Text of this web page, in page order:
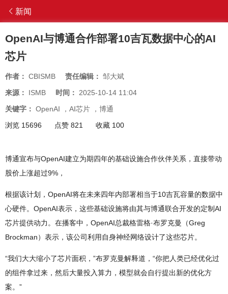
新闻
OpenAI与博通合作部署10吉瓦数据中心的AI
芯片
作者： CBISMB 责任编辑： 邹大斌
来源： ISMB 时间： 2025-10-14 11:04
关键字： OpenAI ， AI芯片 ， 博通
浏览 15696
点赞 821 收藏 100
博通宣布与OpenAI建立为期四年的基础设施合作伙伴关系，直接带动
股价上涨超过9%，
根据该计划，OpenAI将在未来四年内部署相当于10吉瓦容量的数据中
心硬件。OpenAI表示，这些基础设施将由其与博通联合开发的定制AI
芯片提供动力。在播客中，OpenAI总裁格雷格·布罗克曼（Greg
Brockman）表示，该公司利用自身神经网络设计了这些芯片。
“我们大大缩小了芯片面积，”布罗克曼解释道，“你把人类已经优化过
的组件拿过来，然后大量投入算力，模型就会自行提出新的优化方
案。”